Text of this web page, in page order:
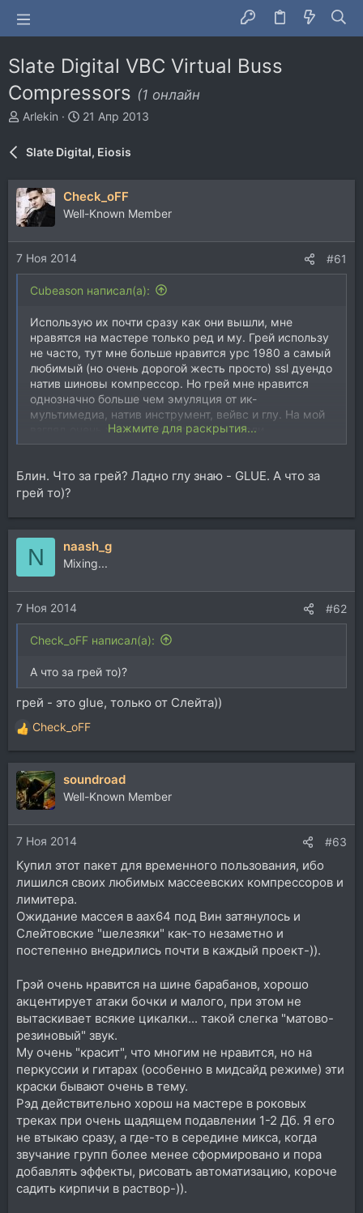
Slate Digital VBC Virtual Buss
Compressors (1 онлайн
А
т
р
т
е
м
Arlekin
Д
н
а
ч
21 Апр 2013
Slate Digital, Eiosis
Check_oFF
Well-Known Member
7 Ноя 2014 #61
Cubeason написал(а):
Использую их почти сразу как они вышли, мне
нравятся на мастере только ред и му. Грей использу
не часто, тут мне больше нравится урс 1980 а самый
любимый (но очень дорогой жесть просто) ssl дуендо
натив шиновы компрессор. Но грей мне нравится
однозначно больше чем эмуляция от ик-
мультимедиа, натив инструмент, вейвс и глу. На мой
взгляд очень хорошие компрессоры если
настраивать их и использовать так же как
Нажмите для раскрытия...
Блин. Что за грей? Ладно глу знаю - GLUE. А что за
грей то)?
N naash_g
Mixing...
7 Ноя 2014 #62
Check_oFF написал(а):
А что за грей то)?
грей - это glue, только от Слейта))
Р
е
а
к
ц
и
и
:
Check_oFF
soundroad
Well-Known Member
7 Ноя 2014 #63
Купил этот пакет для временного пользования, ибо
лишился своих любимых массеевских компрессоров и
лимитера.
Ожидание массея в аах64 под Вин затянулось и
Слейтовские "шелезяки" как-то незаметно и
постепенно внедрились почти в каждый проект-)).
Грэй очень нравится на шине барабанов, хорошо
акцентирует атаки бочки и малого, при этом не
вытаскивает всякие цикалки... такой слегка "матово-
резиновый" звук.
Му очень "красит", что многим не нравится, но на
перкуссии и гитарах (особенно в мидсайд режиме) эти
краски бывают очень в тему.
Рэд действительно хорош на мастере в роковых
треках при очень щадящем подавлении 1-2 Дб. Я его
не втыкаю сразу, а где-то в середине микса, когда
звучание групп более менее сформировано и пора
добавлять эффекты, рисовать автоматизацию, короче
садить кирпичи в раствор-)).